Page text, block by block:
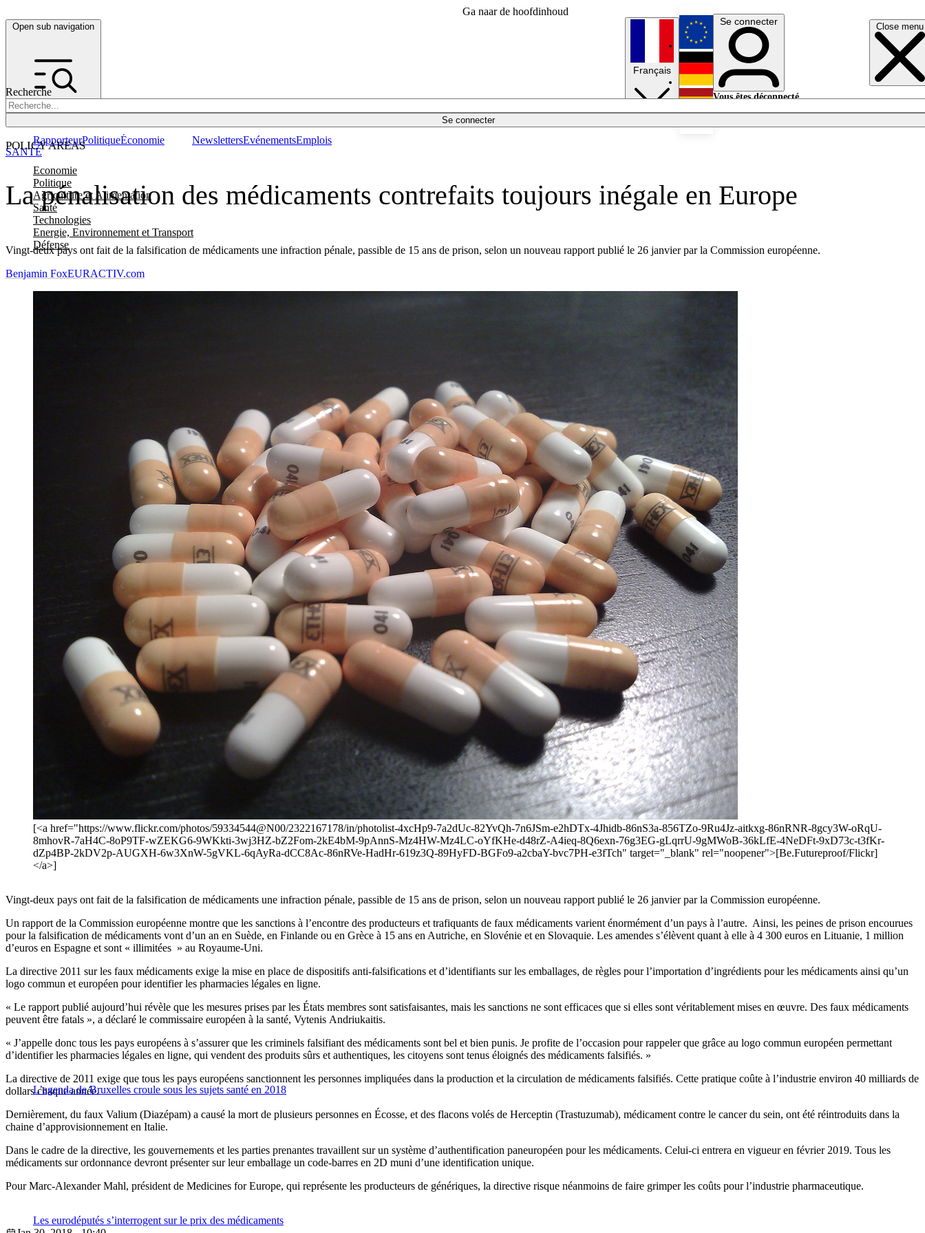
Ga naar de hoofdinhoud
Open sub navigation Close menu
Recherche
Se connecter
POLICY AREAS
Economie
Politique
Agriculture et Alimentation
Santé
Technologies
Energie, Environnement et Transport
Défense
RapporteurPolitiqueÉconomie NewslettersEvénementsEmplois
Français
English
Deutsch
Se connecter
Vous êtes déconnecté.
La pénalisation des médicaments contrefaits toujours inégale en Europe
Vingt-deux pays ont fait de la falsification de médicaments une infraction pénale, passible de 15 ans de prison, selon un nouveau rapport publié le 26 janvier par la Commission européenne.
SANTÉ
Benjamin FoxEURACTIV.com
[<a href="https://www.flickr.com/photos/59334544@N00/2322167178/in/photolist-4xcHp9-7a2dUc-82YvQh-7n6JSm-e2hDTx-4Jhidb-86nS3a-856TZo-9Ru4Jz-aitkxg-86nRNR-8gcy3W-oRqU-
8mhovR-7aH4C-8oP9TF-wZEKG6-9WKkti-3wj3HZ-bZ2Fom-2kE4bM-9pAnnS-Mz4HW-Mz4LC-oYfKHe-d48rZ-A4ieq-8Q6exn-76g3EG-gLqrrU-9gMWoB-36kLfE-4NeDFt-9xD73c-t3fKr-
dZp4BP-2kDV2p-AUGXH-6w3XnW-5gVKL-6qAyRa-dCC8Ac-86nRVe-HadHr-619z3Q-89HyFD-BGFo9-a2cbaY-bvc7PH-e3fTch" target="_blank" rel="noopener">[Be.Futureproof/Flickr]
</a>]
Vingt-deux pays ont fait de la falsification de médicaments une infraction pénale, passible de 15 ans de prison, selon un nouveau rapport publié le 26 janvier par la Commission européenne.
Un rapport de la Commission européenne montre que les sanctions à l’encontre des producteurs et trafiquants de faux médicaments varient énormément d’un pays à l’autre. Ainsi, les peines de prison encourues
pour la falsification de médicaments vont d’un an en Suède, en Finlande ou en Grèce à 15 ans en Autriche, en Slovénie et en Slovaquie. Les amendes s’élèvent quant à elle à 4 300 euros en Lituanie, 1 million
d’euros en Espagne et sont « illimitées » au Royaume-Uni.
La directive 2011 sur les faux médicaments exige la mise en place de dispositifs anti-falsifications et d’identifiants sur les emballages, de règles pour l’importation d’ingrédients pour les médicaments ainsi qu’un
logo commun et européen pour identifier les pharmacies légales en ligne.
« Le rapport publié aujourd’hui révèle que les mesures prises par les États membres sont satisfaisantes, mais les sanctions ne sont efficaces que si elles sont véritablement mises en œuvre. Des faux médicaments
peuvent être fatals », a déclaré le commissaire européen à la santé, Vytenis Andriukaitis.
« J’appelle donc tous les pays européens à s’assurer que les criminels falsifiant des médicaments sont bel et bien punis. Je profite de l’occasion pour rappeler que grâce au logo commun européen permettant
d’identifier les pharmacies légales en ligne, qui vendent des produits sûrs et authentiques, les citoyens sont tenus éloignés des médicaments falsifiés. »
L’agenda de Bruxelles croule sous les sujets santé en 2018
La directive de 2011 exige que tous les pays européens sanctionnent les personnes impliquées dans la production et la circulation de médicaments falsifiés. Cette pratique coûte à l’industrie environ 40 milliards de
dollars chaque année.
Dernièrement, du faux Valium (Diazépam) a causé la mort de plusieurs personnes en Écosse, et des flacons volés de Herceptin (Trastuzumab), médicament contre le cancer du sein, ont été réintroduits dans la
chaine d’approvisionnement en Italie.
Dans le cadre de la directive, les gouvernements et les parties prenantes travaillent sur un système d’authentification paneuropéen pour les médicaments. Celui-ci entrera en vigueur en février 2019. Tous les
médicaments sur ordonnance devront présenter sur leur emballage un code-barres en 2D muni d’une identification unique.
Pour Marc-Alexander Mahl, président de Medicines for Europe, qui représente les producteurs de génériques, la directive risque néanmoins de faire grimper les coûts pour l’industrie pharmaceutique.
Les eurodéputés s’interrogent sur le prix des médicaments